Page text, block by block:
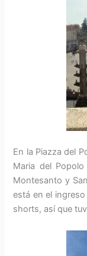
En la Piazza del
Maria del
Montesanto y
está en el
shorts, así que